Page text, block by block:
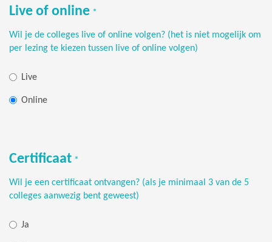
Live of online *
Wil je de colleges live of online volgen? (het is niet mogelijk om
per lezing te kiezen tussen live of online volgen)
Live
Online
Certificaat *
Wil je een certificaat ontvangen? (als je minimaal 3 van de 5
colleges aanwezig bent geweest)
Ja